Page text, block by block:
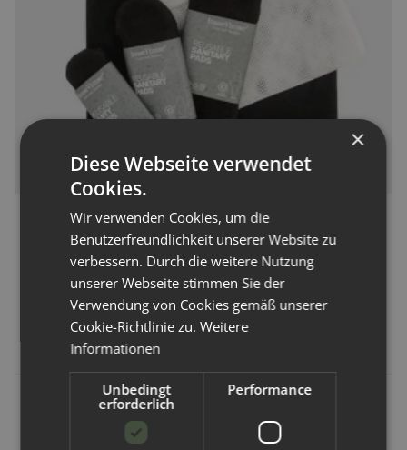
Imse Vimse
Imse Vimse Start Kit Sanitary Pads
Artikelnummer:751096
×
Diese Webseite verwendet
Cookies.
Wir verwenden Cookies, um die
Benutzerfreundlichkeit unserer Website zu
verbessern. Durch die weitere Nutzung
unserer Webseite stimmen Sie der
Verwendung von Cookies gemäß unserer
Cookie-Richtlinie zu.Weitere
Informationen
Unbedingt
erforderlich
Performance